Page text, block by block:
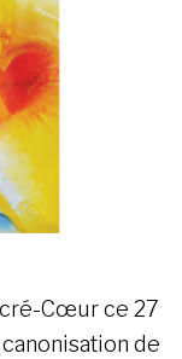
Cœur ce 27
de